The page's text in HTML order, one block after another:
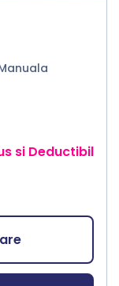
si Deductibil